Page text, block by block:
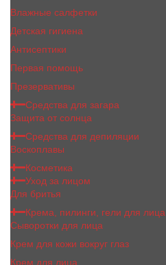
Влажные салфетки
Детская гигиена
Антисептики
Первая помощь
Презервативы
Средства для загара
Защита от солнца
Средства для депиляции
Воскоплавы
Косметика
Уход за лицом
Для бритья
Крема, пилинги, гели для лица
Сыворотки для лица
Крем для кожи вокруг глаз
Крем для лица